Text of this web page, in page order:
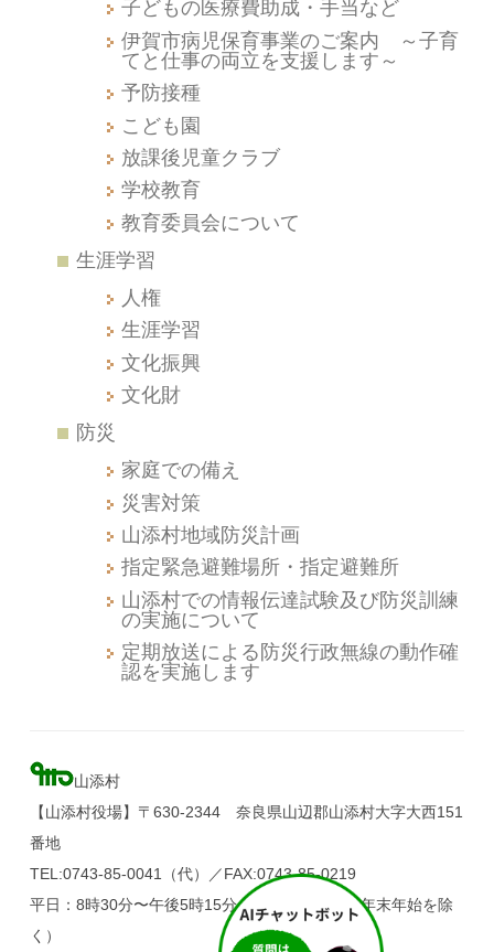
子どもの医療費助成・手当など
伊賀市病児保育事業のご案内 ～子育
てと仕事の両立を支援します～
予防接種
こども園
放課後児童クラブ
学校教育
教育委員会について
生涯学習
人権
生涯学習
文化振興
文化財
防災
家庭での備え
災害対策
山添村地域防災計画
指定緊急避難場所・指定避難所
山添村での情報伝達試験及び防災訓練
の実施について
定期放送による防災行政無線の動作確
認を実施します
山添村
【山添村役場】〒630-2344 奈良県山辺郡山添村大字大西151
番地
TEL:0743-85-0041（代）／FAX:0743-85-0219
平日：8時30分〜午後5時15分（土・日・祝日、年末年始を除
く）